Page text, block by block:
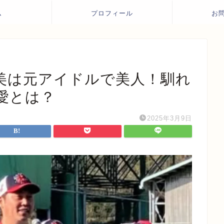
プロフィール お
は元アイドルで美人！馴れ
とは？
2025年3月9日